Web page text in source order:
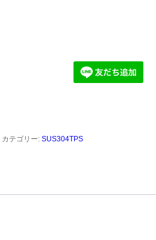
カテゴリー: SUS304TPS